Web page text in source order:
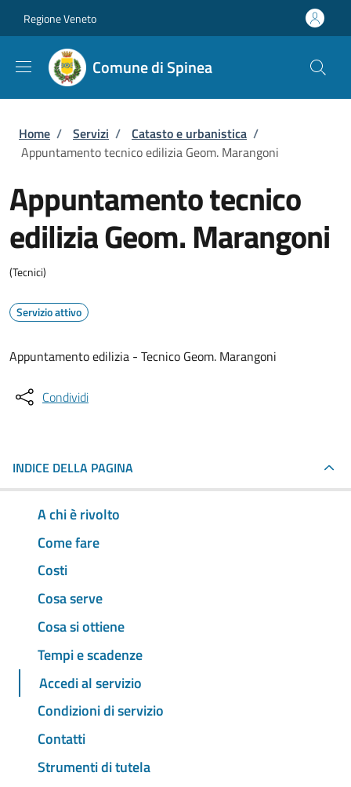
Regione Veneto
Comune di Spinea
Briciole di pane
Home / Servizi / Catasto e urbanistica /
Appuntamento tecnico edilizia Geom. Marangoni
Appuntamento tecnico
edilizia Geom. Marangoni
(Tecnici)
Servizio attivo
Appuntamento edilizia - Tecnico Geom. Marangoni
Condividi
INDICE DELLA PAGINA
A chi è rivolto
Come fare
Costi
Cosa serve
Cosa si ottiene
Tempi e scadenze
Accedi al servizio
Condizioni di servizio
Contatti
Strumenti di tutela